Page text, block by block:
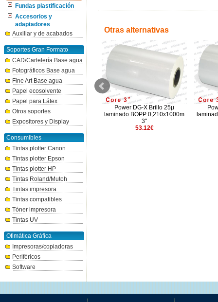
Fundas plastificación
Accesorios y
adaptadores
Auxiliar y de acabados
Soportes Gran Formato
CAD/Cartelería Base agua
Fotográficos Base agua
Fine Art Base agua
Papel ecosolvente
Papel para Látex
Otros soportes
Expositores y Display
Consumibles
Tintas plotter Canon
Tintas plotter Epson
Tintas plotter HP
Tintas Roland/Mutoh
Tintas impresora
Tintas compatibles
Tóner impresora
Tintas UV
Ofimática Gráfica
Impresoras/copiadoras
Periféricos
Software
Otras alternativas
Film Velvet 35µ laminación en
caliente 0,315x250m
84.45€
Power DG-X Brillo 25µ
laminado BOPP 0,210x1000m
3"
53.12€